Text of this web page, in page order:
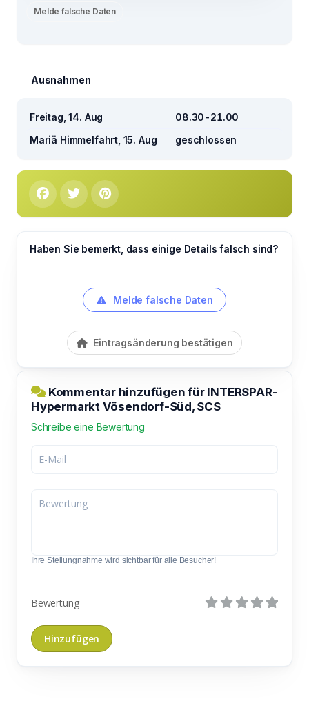
Melde falsche Daten
Ausnahmen
Freitag, 14. Aug
08.30-21.00
Mariä Himmelfahrt, 15. Aug
geschlossen
Haben Sie bemerkt, dass einige Details falsch sind?
Melde falsche Daten
Eintragsänderung bestätigen
Kommentar hinzufügen für INTERSPAR-
Hypermarkt Vösendorf-Süd, SCS
Schreibe eine Bewertung
Ihre Stellungnahme wird sichtbar für alle Besucher!
Bewertung